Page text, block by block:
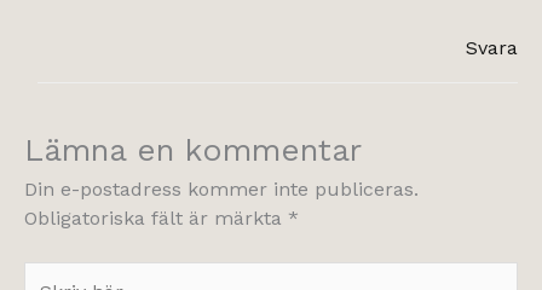
Svara
Lämna en kommentar
Din e-postadress kommer inte publiceras.
Obligatoriska fält är märkta *